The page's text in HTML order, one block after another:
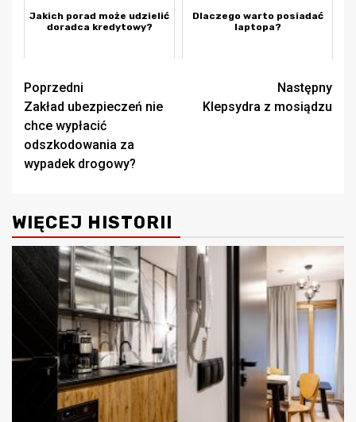
Jakich porad może udzielić
doradca kredytowy?
Dlaczego warto posiadać
laptopa?
Zobacz
wpisy
Poprzedni
Zakład ubezpieczeń nie
chce wypłacić
odszkodowania za
wypadek drogowy?
Następny
Klepsydra z mosiądzu
WIĘCEJ HISTORII